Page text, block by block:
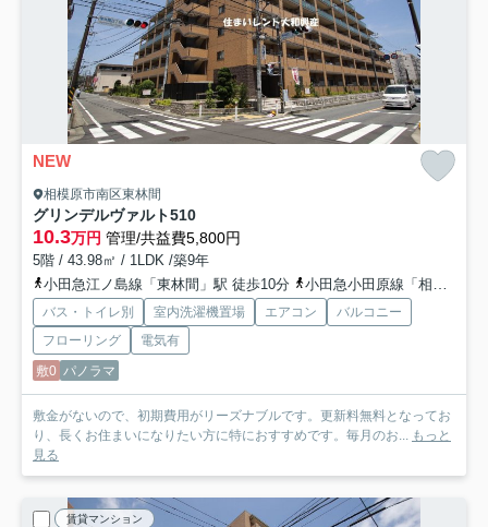
NEW
相模原市南区東林間
グリンデルヴァルト510
10.3万円 管理/共益費5,800円
5階 / 43.98㎡ / 1LDK /築9年
小田急江ノ島線「東林間」駅 徒歩10分
小田急小田原線「相模大野」駅 徒歩17分
バス・トイレ別 室内洗濯機置場 エアコン
バルコニー
フローリング
電気有
敷0 パノラマ
敷金がないので、初期費用がリーズナブルです。更新料無料となってお
り、長くお住まいになりたい方に特におすすめです。毎月のお... もっと
見る
賃貸マンション